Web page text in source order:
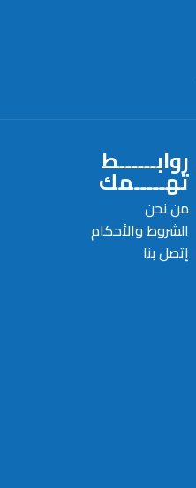
روابــــــط
تهـــــمك
من نحن
الشروط والأحكام
إتصل بنا